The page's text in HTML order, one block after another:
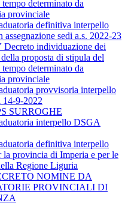
determinato da
provinciale
definitiva interpello
assegnazione sedi a.s. 2022-23
individuazione dei
proposta di stipula del
determinato da
provinciale
provvisoria interpello
9-2022
SURROGHE
interpello DSGA
definitiva interpello
la provincia di Imperia e per le
Regione Liguria
NOMINE DA
PROVINCIALI DI